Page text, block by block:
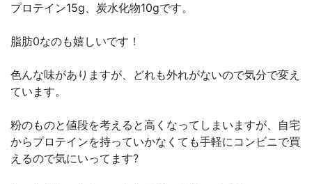
プロテイン15g、炭水化物10gです。
脂肪0なのも嬉しいです！
色んな味がありますが、どれも外れがないので気分で変え
ています。
粉のものと値段を考えると高くなってしまいますが、自宅
からプロテインを持っていかなくても手軽にコンビニで買
えるので気にいってます?